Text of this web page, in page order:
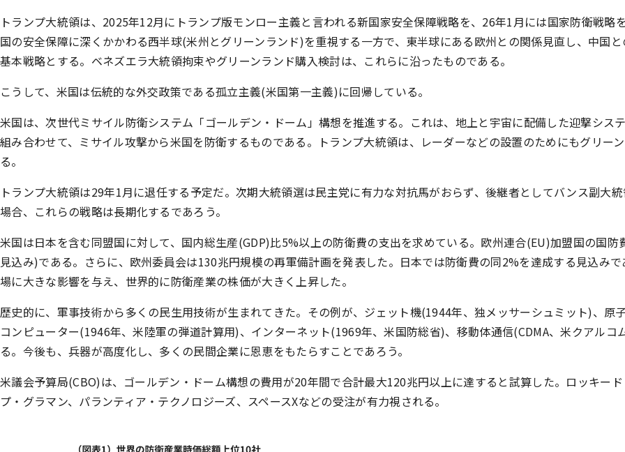
トランプ大統領は、2025年12月にトランプ版モンロー主義と言われる新国家安全保障戦略を、26年1月には国家防衛戦略
国の安全保障に深くかかわる西半球(米州とグリーンランド)を重視する一方で、東半球にある欧州との関係見直し、中国
基本戦略とする。ベネズエラ大統領拘束やグリーンランド購入検討は、これらに沿ったものである。
こうして、米国は伝統的な外交政策である孤立主義(米国第一主義)に回帰している。
米国は、次世代ミサイル防衛システム「ゴールデン・ドーム」構想を推進する。これは、地上と宇宙に配備した迎撃シス
組み合わせて、ミサイル攻撃から米国を防衛するものである。トランプ大統領は、レーダーなどの設置のためにもグリー
る。
トランプ大統領は29年1月に退任する予定だ。次期大統領選は民主党に有力な対抗馬がおらず、後継者としてバンス副大
場合、これらの戦略は長期化するであろう。
米国は日本を含む同盟国に対して、国内総生産(GDP)比5%以上の防衛費の支出を求めている。欧州連合(EU)加盟国の国防
見込み)である。さらに、欧州委員会は130兆円規模の再軍備計画を発表した。日本では防衛費の同2%を達成する見込み
場に大きな影響を与え、世界的に防衛産業の株価が大きく上昇した。
歴史的に、軍事技術から多くの民生用技術が生まれてきた。その例が、ジェット機(1944年、独メッサーシュミット)、原
コンピューター(1946年、米陸軍の弾道計算用)、インターネット(1969年、米国防総省)、移動体通信(CDMA、米クアルコ
る。今後も、兵器が高度化し、多くの民間企業に恩恵をもたらすことであろう。
米議会予算局(CBO)は、ゴールデン・ドーム構想の費用が20年間で合計最大120兆円以上に達すると試算した。ロッキー
プ・グラマン、パランティア・テクノロジーズ、スペースXなどの受注が有力視される。